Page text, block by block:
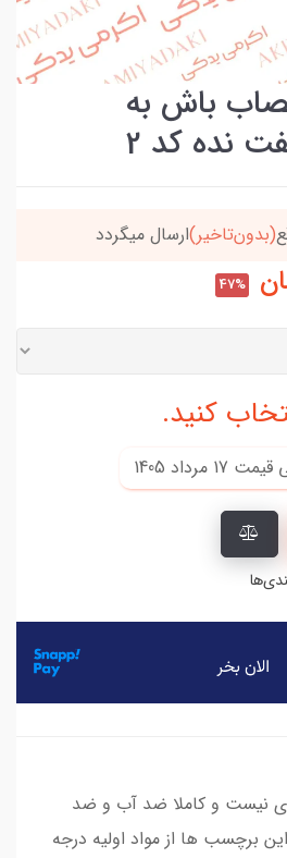
باش به
نده کد 2
به5میلیون برسون،ارسالت‌رایگانه
47%
کنید.
قیمت 17 مرداد 1405
نیست و کاملا ضد آب و ضد
برچسب ها از مواد اولیه درجه